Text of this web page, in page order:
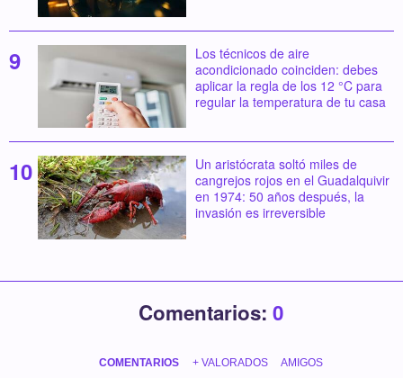
Los técnicos de aire
acondicionado coinciden: debes
aplicar la regla de los 12 °C para
regular la temperatura de tu casa
Un aristócrata soltó miles de
cangrejos rojos en el Guadalquivir
en 1974: 50 años después, la
invasión es irreversible
Comentarios: 0
COMENTARIOS + VALORADOS AMIGOS